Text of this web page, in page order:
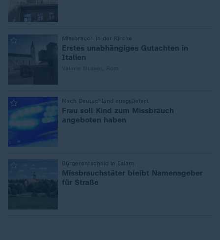
Missbrauch in der Kirche
Erstes unabhängiges Gutachten in
Italien
Nach Deutschland ausgeliefert
Frau soll Kind zum Missbrauch
angeboten haben
Bürgerentscheid in Eslarn
Missbrauchstäter bleibt Namensgeber
für Straße